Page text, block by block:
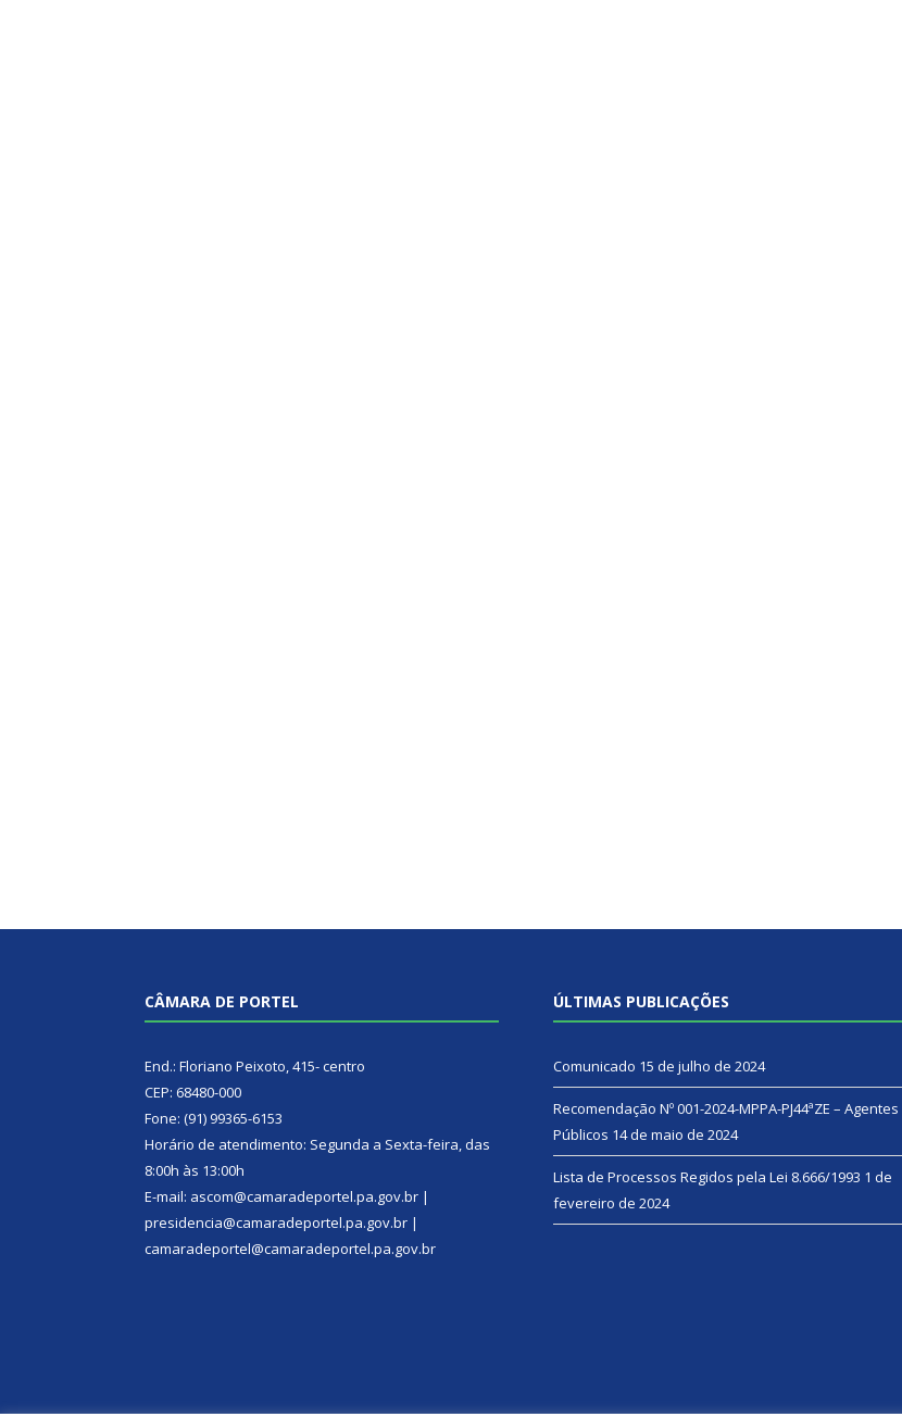
CÂMARA DE PORTEL
End.: Floriano Peixoto, 415- centro
CEP: 68480-000
Fone: (91) 99365-6153
Horário de atendimento: Segunda a Sexta-feira, das
8:00h às 13:00h
E-mail: ascom@camaradeportel.pa.gov.br |
presidencia@camaradeportel.pa.gov.br |
camaradeportel@camaradeportel.pa.gov.br
ÚLTIMAS PUBLICAÇÕES
Comunicado 15 de julho de 2024
Recomendação Nº 001-2024-MPPA-PJ44ªZE – Agentes
Públicos 14 de maio de 2024
Lista de Processos Regidos pela Lei 8.666/1993 1 de
fevereiro de 2024